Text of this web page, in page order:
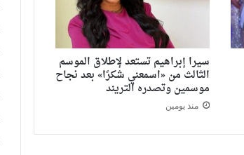
سيرا إبراهيم تستعد لإطلاق الموسم
الثالث من «اسمعني شكرًا» بعد نجاح
موسمين وتصدره التريند
منذ يومين